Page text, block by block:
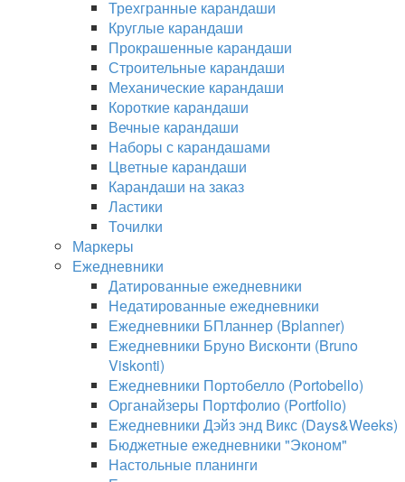
Трехгранные карандаши
Круглые карандаши
Прокрашенные карандаши
Строительные карандаши
Механические карандаши
Короткие карандаши
Вечные карандаши
Наборы с карандашами
Цветные карандаши
Карандаши на заказ
Ластики
Точилки
Маркеры
Ежедневники
Датированные ежедневники
Недатированные ежедневники
Ежедневники БПланнер (Bplanner)
Ежедневники Бруно Висконти (Bruno
Viskonti)
Ежедневники Портобелло (Portobello)
Органайзеры Портфолио (Portfolio)
Ежедневники Дэйз энд Викс (Days&Weeks)
Бюджетные ежедневники "Эконом"
Настольные планинги